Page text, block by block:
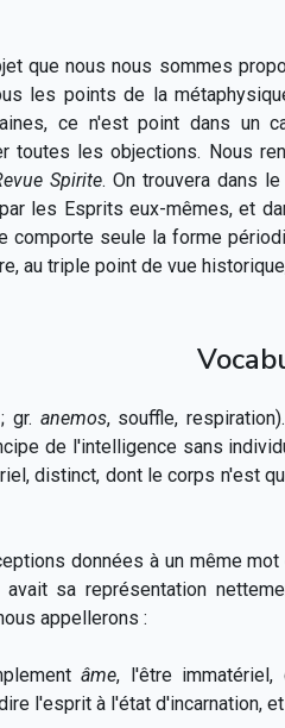
que nous nous sommes
les points de la
ce n'est point dans un
toutes les objections. Nous
Spirite. On trouvera dans
les Esprits eux-mêmes, et
comporte seule la forme
au triple point de vue
; gr. anemos, souffle,
de l'intelligence sans
distinct, dont le corps n'est
données à un même
sa représentation
appellerons :
âme, l'être
l'esprit à l'état d'incarnation,